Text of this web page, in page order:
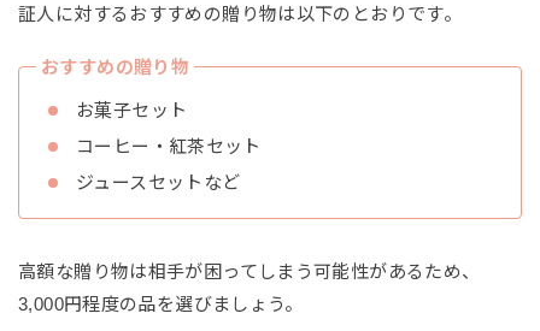
証人に対するおすすめの贈り物は以下のとおりです。
おすすめの贈り物
お菓子セット
コーヒー・紅茶セット
ジュースセットなど
高額な贈り物は相手が困ってしまう可能性があるため、
3,000円程度の品を選びましょう。